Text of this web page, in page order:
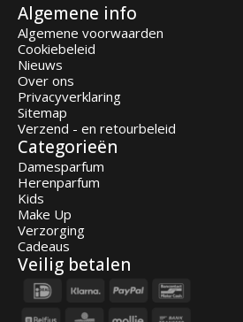
Algemene info
Algemene voorwaarden
Cookiebeleid
Nieuws
Over ons
Privacyverklaring
Sitemap
Verzend - en retourbeleid
Categorieën
Damesparfum
Herenparfum
Kids
Make Up
Verzorging
Cadeaus
Veilig betalen